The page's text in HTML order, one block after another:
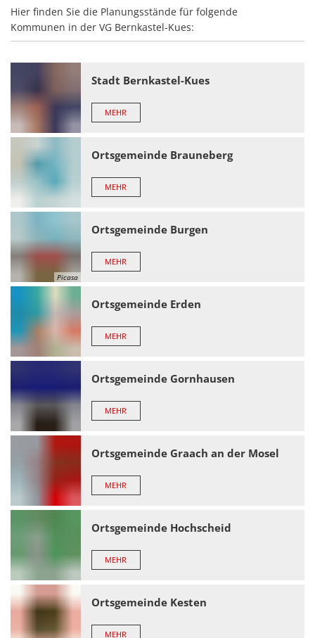
Hier finden Sie die Planungsstände für folgende
Kommunen in der VG Bernkastel-Kues:
Stadt Bernkastel-Kues
MEHR
Ortsgemeinde Brauneberg
MEHR
Picasa
Ortsgemeinde Burgen
MEHR
Ortsgemeinde Erden
MEHR
Ortsgemeinde Gornhausen
MEHR
Ortsgemeinde Graach an der Mosel
MEHR
Ortsgemeinde Hochscheid
MEHR
Ortsgemeinde Kesten
MEHR